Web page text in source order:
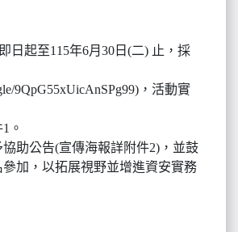
日起至115年6月30日(二) 止，採
9QpG55xUicAnSPg99)，活動實
。
助公告(宣傳海報詳附件2)，並鼓
加，以拓展視野並增進資安實務